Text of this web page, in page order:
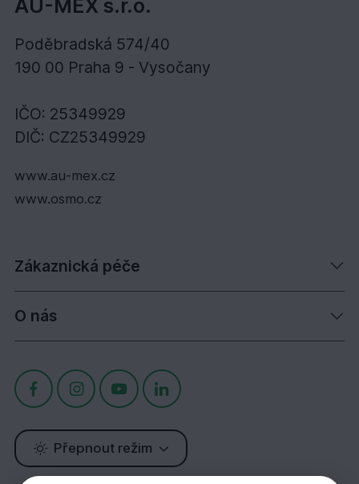
AU-MEX s.r.o.
Poděbradská 574/40
190 00 Praha 9 - Vysočany
IČO: 25349929
DIČ: CZ25349929
www.au-mex.cz
www.osmo.cz
Zákaznická péče
O nás
Přepnout režim